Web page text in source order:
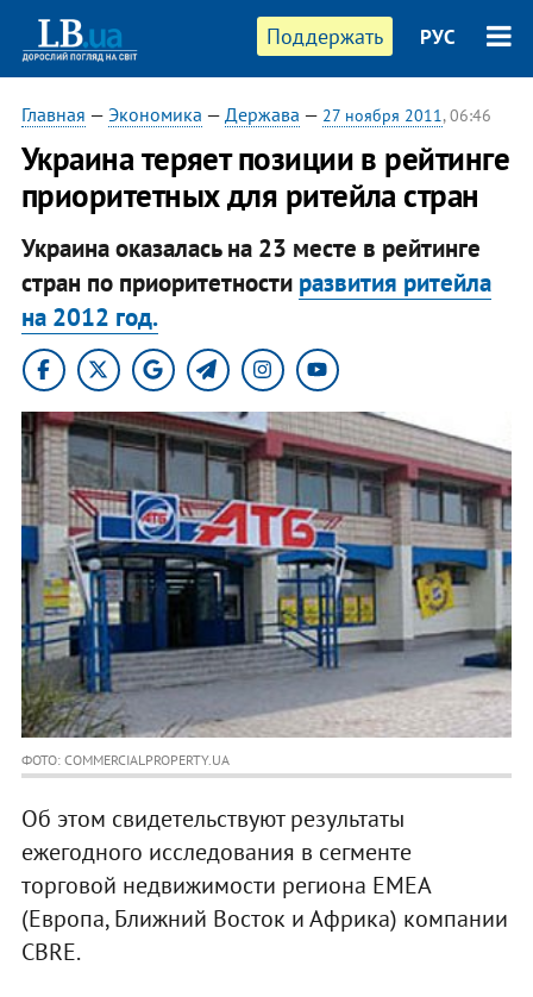
Поддержать РУС
Главная — Экономика — Держава — 27 ноября 2011, 06:46
​Украина теряет позиции в рейтинге
приоритетных для ритейла стран
Украина оказалась на 23 месте в рейтинге
стран по приоритетности развития ритейла
на 2012 год.
ФОТО: COMMERCIALPROPERTY.UA
Об этом свидетельствуют результаты
ежегодного исследования в сегменте
торговой недвижимости региона EMEA
(Европа, Ближний Восток и Африка) компании
CBRE.